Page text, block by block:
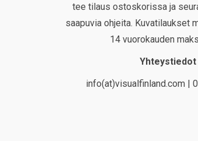
tee tilaus ostoskorissa ja
saapuvia ohjeita. Kuvatilaukset
14 vuorokauden
Yhteystiedot
info(at)visualfinland.com |